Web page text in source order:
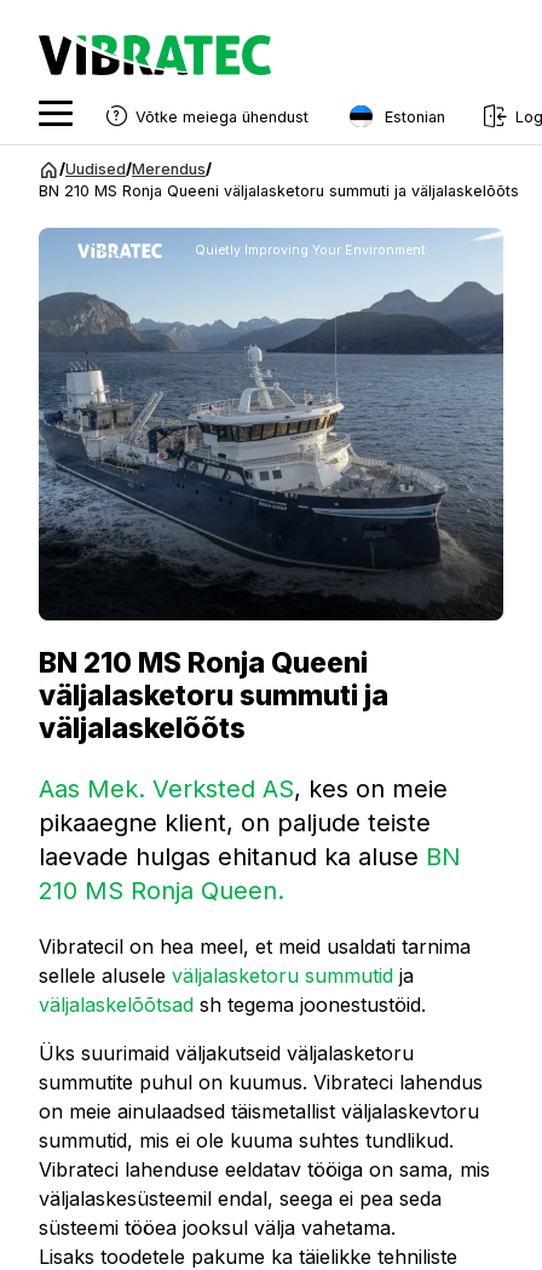
Hüppa
Võtke meiega ühendust Estonian
Swedish
Norwegian
French
Estonian
Finnish
Danish
/Uudised/Merendus/
BN 210 MS Ronja Queeni väljalasketoru summuti ja väljalaskelõõts
Quietly Improving Your Environment
BN 210 MS Ronja Queeni
väljalasketoru summuti ja
väljalaskelõõts
Aas Mek. Verksted AS, kes on meie
pikaaegne klient, on paljude teiste
laevade hulgas ehitanud ka aluse BN
210 MS Ronja Queen.
Vibratecil on hea meel, et meid usaldati tarnima
sellele alusele väljalasketoru summutid ja
väljalaskelõõtsad sh tegema joonestustöid.
Üks suurimaid väljakutseid väljalasketoru
summutite puhul on kuumus. Vibrateci lahendus
on meie ainulaadsed täismetallist väljalaskevtoru
summutid, mis ei ole kuuma suhtes tundlikud.
Vibrateci lahenduse eeldatav tööiga on sama, mis
väljalaskesüsteemil endal, seega ei pea seda
süsteemi tööea jooksul välja vahetama.
Lisaks toodetele pakume ka täielikke tehniliste